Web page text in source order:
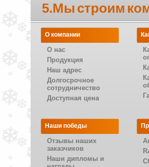
5.Мы строим
О компании
О нас
Продукция
Наш адрес
Долгосрочное
сотрудничество
Доступная цена
Наши победы
Отзывы наших
заказчиков
Наши дипломы и